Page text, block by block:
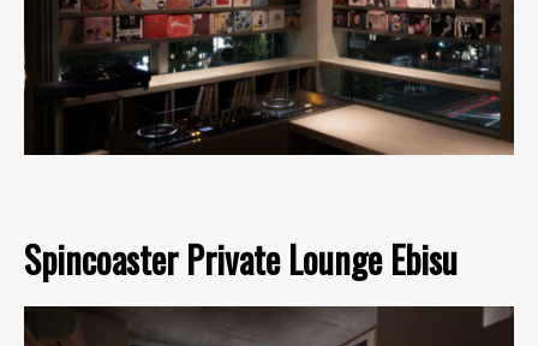
Spincoaster Private Lounge Ebisu